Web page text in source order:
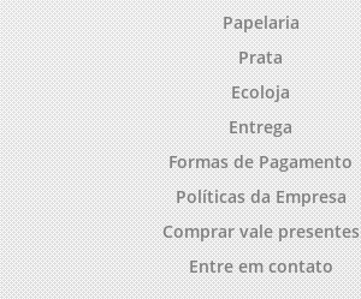
Papelaria
Prata
Ecoloja
Entrega
Formas de Pagamento
Políticas da Empresa
Comprar vale presentes
Entre em contato